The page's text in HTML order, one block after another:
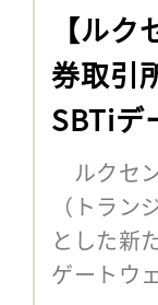
【ル
券取引
SBTiデ
ルクセ
（トラ
とした新
ゲートウ